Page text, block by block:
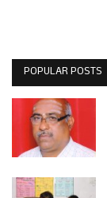
POPULAR POSTS